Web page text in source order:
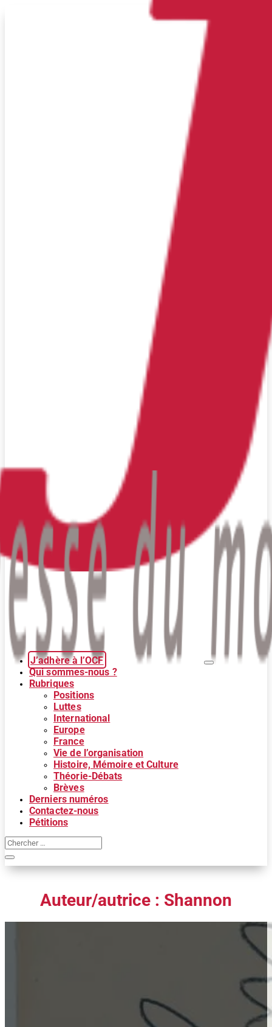
J’adhère à l’OCF
Qui sommes-nous ?
Rubriques
Positions
Luttes
International
Europe
France
Vie de l’organisation
Histoire, Mémoire et Culture
Théorie-Débats
Brèves
Derniers numéros
Contactez-nous
Pétitions
Auteur/autrice : Shannon